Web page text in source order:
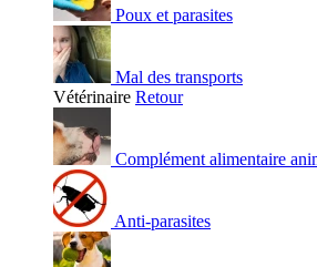
Poux et parasites
Mal des transports
Vétérinaire Retour
Complément alimentaire
Anti-parasites